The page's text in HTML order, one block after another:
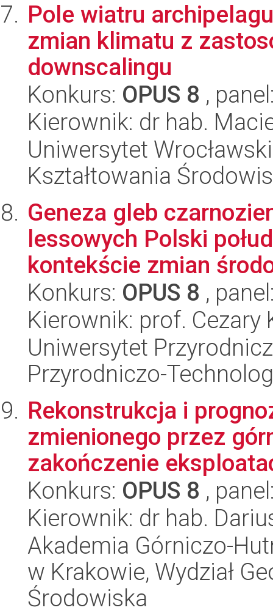
Pole wiatru
zmian klimatu z
downscalingu
Konkurs: OPUS 8 ,
Kierownik: dr hab.
Uniwersytet
Kształtowania
Geneza gleb
lessowych Polski
kontekście zmian
Konkurs: OPUS 8 ,
Kierownik: prof. Cezary
Uniwersytet
Przyrodniczo-
Rekonstrukcja i
zmienionego przez
zakończenie
Konkurs: OPUS 8 ,
Kierownik: dr hab.
Akademia Górniczo-
w Krakowie, Wydział
Środowiska